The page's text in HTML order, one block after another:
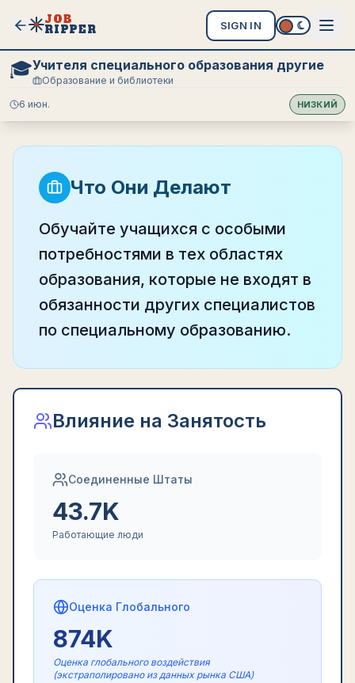
JOB
RIPPER SIGN IN
🎓Учителя специального образования другие
Образование и библиотеки
6 июн.
НИЗКИЙ
Что Они Делают
Обучайте учащихся с особыми
потребностями в тех областях
образования, которые не входят в
обязанности других специалистов
по специальному образованию.
Влияние на Занятость
Соединенные Штаты
43.7K
Работающие люди
Оценка Глобального
874K
Оценка глобального воздействия
(экстраполировано из данных рынка США)